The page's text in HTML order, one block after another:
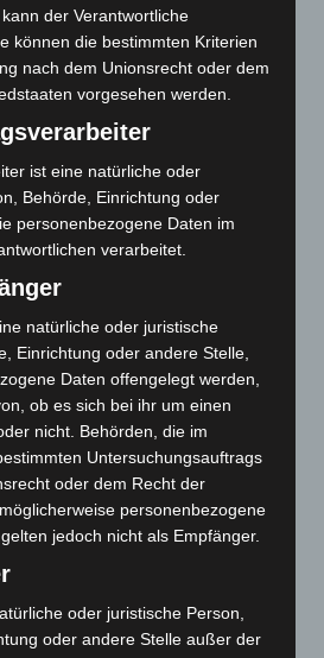
woven, 8,5 cm width,
quantity on request
& shipping
woven, 8,5 cm width,
& shipping
der Verantwortliche
können die bestimmten Kriterien
nach dem Unionsrecht oder dem
vorgesehen werden.
ist eine natürliche oder
Behörde, Einrichtung oder
personenbezogene Daten im
verarbeitet.
natürliche oder juristische
Einrichtung oder andere Stelle,
Daten offengelegt werden,
ob es sich bei ihr um einen
nicht. Behörden, die im
Untersuchungsauftrags
oder dem Recht der
personenbezogene
jedoch nicht als Empfänger.
oder juristische Person,
oder andere Stelle außer der